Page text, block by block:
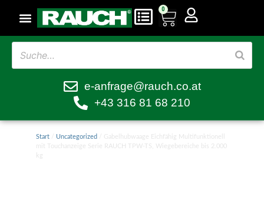
0
e-anfrage@rauch.co.at
+43 316 81 68 210
Start/ Uncategorized / Gabelhubwaage Eichfähig Multifunktionell
mit Touchanzeige Serie RAUCH TPW-TS, Wiegebereiche bis 2.000
kg